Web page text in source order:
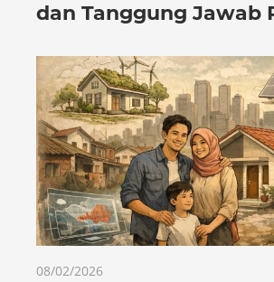
dan Tanggung Jawab
08/02/2026